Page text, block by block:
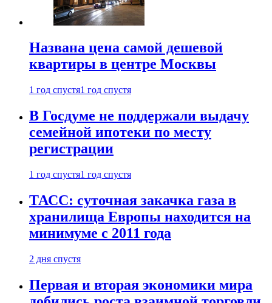
Названа цена самой дешевой
квартиры в центре Москвы
1 год спустя1 год спустя
В Госдуме не поддержали выдачу
семейной ипотеки по месту
регистрации
1 год спустя1 год спустя
ТАСС: суточная закачка газа в
хранилища Европы находится на
минимуме с 2011 года
2 дня спустя
Первая и вторая экономики мира